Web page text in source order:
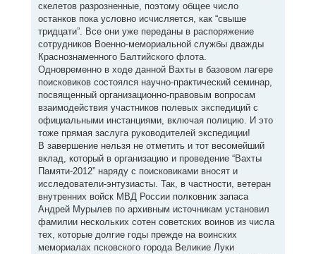
скелетов разрозненные, поэтому общее число
останков пока условно исчисляется, как “свыше
тридцати”. Все они уже переданы в распоряжение
сотрудников Военно-мемориальной службы дважды
Краснознаменного Балтийского флота.
Одновременно в ходе данной Вахты в базовом лагере
поисковиков состоялся научно-практический семинар,
посвященный организационно-правовым вопросам
взаимодействия участников полевых экспедиций с
официальными инстанциями, включая полицию. И это
тоже прямая заслуга руководителей экспедиции!
В завершение нельзя не отметить и тот весомейший
вклад, который в организацию и проведение “Вахты
Памяти-2012” наряду с поисковиками вносят и
исследователи-энтузиасты. Так, в частности, ветеран
внутренних войск МВД России полковник запаса
Андрей Мурылев по архивным источникам установил
фамилии нескольких сотен советских воинов из числа
тех, которые долгие годы прежде на воинских
мемориалах псковского города Великие Луки